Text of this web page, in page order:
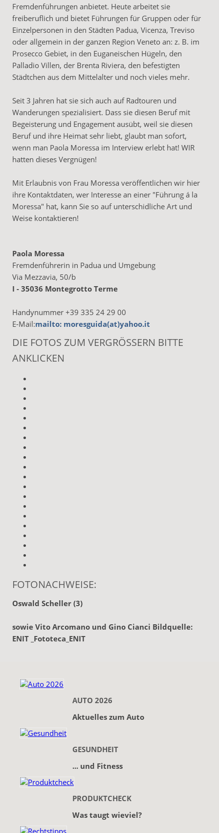
Fremdenführungen anbietet. Heute arbeitet sie
freiberuflich und bietet Führungen für Gruppen oder für
Einzelpersonen in den Städten Padua, Vicenza, Treviso
oder allgemein in der ganzen Region Veneto an: z. B. im
Prosecco Gebiet, in den Euganeischen Hügeln, den
Palladio Villen, der Brenta Riviera, den befestigten
Städtchen aus dem Mittelalter und noch vieles mehr.
Seit 3 Jahren hat sie sich auch auf Radtouren und
Wanderungen spezialisiert. Dass sie diesen Beruf mit
Begeisterung und Engagement ausübt, weil sie diesen
Beruf und ihre Heimat sehr liebt, glaubt man sofort,
wenn man Paola Moressa im Interview erlebt hat! WIR
hatten dieses Vergnügen!
Mit Erlaubnis von Frau Moressa veröffentlichen wir hier
ihre Kontaktdaten, wer Interesse an einer "Führung á la
Moressa" hat, kann Sie so auf unterschidliche Art und
Weise kontaktieren!
Paola Moressa
Fremdenführerin in Padua und Umgebung
Via Mezzavia, 50/b
I - 35036 Montegrotto Terme
Handynummer +39 335 24 29 00
E-Mail:mailto: moresguida(at)yahoo.it
DIE FOTOS ZUM VERGRÖSSERN BITTE A
NKLICKEN
FOTONACHWEISE:
Oswald Scheller (3)
sowie Vito Arcomano und Gino Cianci Bildquelle:
ENIT _Fototeca_ENIT
AUTO 2026
Aktuelles zum Auto
GESUNDHEIT
... und Fitness
PRODUKTCHECK
Was taugt wieviel?